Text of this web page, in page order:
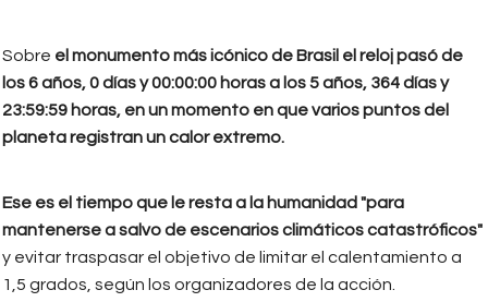
Sobre el monumento más icónico de Brasil el reloj pasó de
los 6 años, 0 días y 00:00:00 horas a los 5 años, 364 días y
23:59:59 horas, en un momento en que varios puntos del
planeta registran un calor extremo.
Ese es el tiempo que le resta a la humanidad "para
mantenerse a salvo de escenarios climáticos catastróficos"
y evitar traspasar el objetivo de limitar el calentamiento a
1,5 grados, según los organizadores de la acción.